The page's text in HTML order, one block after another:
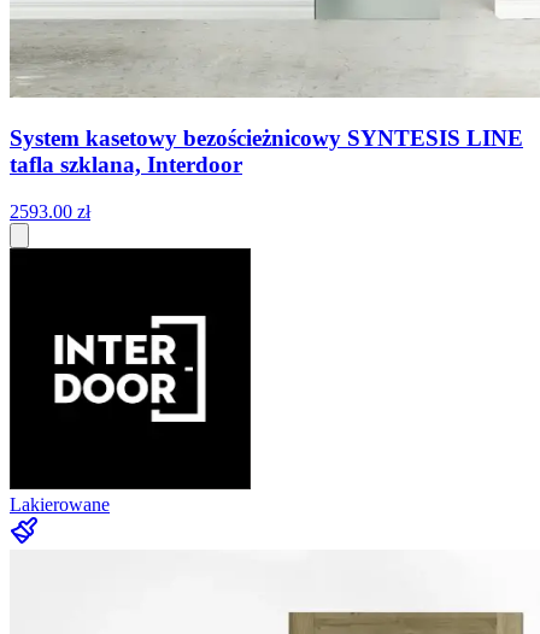
System kasetowy bezościeżnicowy SYNTESIS LINE
tafla szklana, Interdoor
2593.00 zł
Lakierowane